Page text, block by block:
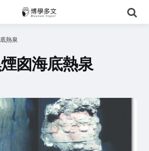
尋
熱泉
囪海底熱泉